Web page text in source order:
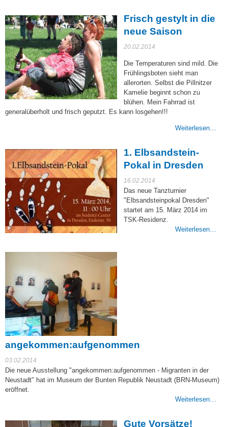
Frisch gestylt in die
neue Saison
20.02.2014
Die Temperaturen sind mild. Die
Frühlingsboten sieht man
allerorten. Selbst die Pillnitzer
Kamelie beginnt schon zu
blühen. Mein Fahrrad ist
generalüberholt und frisch geputzt. Es kann losgehen!!!
Weiterlesen…
1. Elbsandstein-
Pokal in Dresden
16.02.2014
Das neue Tanzturnier
"Elbsandsteinpokal Dresden"
startet am 15. März 2014 im
TSK-Residenz.
Weiterlesen…
angekommen:aufgenommen
03.02.2014
Die neue Ausstellung "angekommen:aufgenommen - Migranten in der
Neustadt" hat im Museum der Bunten Republik Neustadt (BRN-Museum)
eröffnet.
Weiterlesen…
Gute Vorsätze!